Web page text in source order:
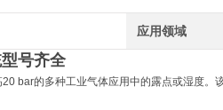
应用领域
号齐全
bar的多种工业气体应用中的露点或湿度。